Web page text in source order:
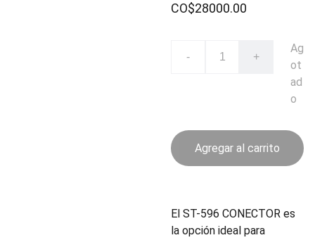
CO$28000.00
- +
Ag
ot
ad
o
Agregar al carrito
El ST-596 CONECTOR es
la opción ideal para